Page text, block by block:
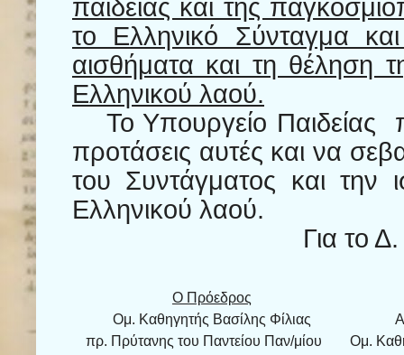
παιδείας και της
το Ελληνικό Σύνταγμα
αισθήματα και τη θέληση
Ελληνικού λαού.
Το Υπουργείο Παιδείας
προτάσεις αυτές και να
του Συντάγματος και την
Ελληνικού λαού.
Για το
Ο Πρόεδρος
Ομ. Καθηγητής Βασίλης Φίλιας
πρ. Πρύτανης του Παντείου Παν/μίου
Ομ.